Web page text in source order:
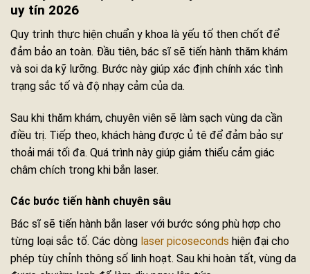
uy tín 2026
Quy trình thực hiện chuẩn y khoa là yếu tố then chốt để
đảm bảo an toàn. Đầu tiên, bác sĩ sẽ tiến hành thăm khám
và soi da kỹ lưỡng. Bước này giúp xác định chính xác tình
trạng sắc tố và độ nhạy cảm của da.
Sau khi thăm khám, chuyên viên sẽ làm sạch vùng da cần
điều trị. Tiếp theo, khách hàng được ủ tê để đảm bảo sự
thoải mái tối đa. Quá trình này giúp giảm thiểu cảm giác
châm chích trong khi bắn laser.
Các bước tiến hành chuyên sâu
Bác sĩ sẽ tiến hành bắn laser với bước sóng phù hợp cho
từng loại sắc tố. Các dòng laser picoseconds hiện đại cho
phép tùy chỉnh thông số linh hoạt. Sau khi hoàn tất, vùng da